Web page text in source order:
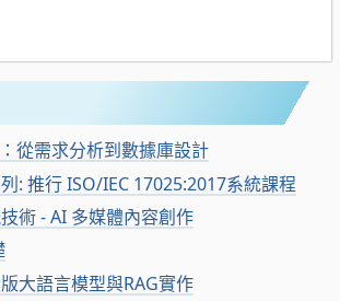
從需求分析到數據庫設計
: 推行 ISO/IEC 17025:2017系統課程
術 - AI 多媒體內容創作
大語言模型與RAG實作